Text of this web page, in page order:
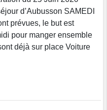
d’Aubusson SAMEDI
prévues, le but est
pour manger ensemble
déjà sur place Voiture